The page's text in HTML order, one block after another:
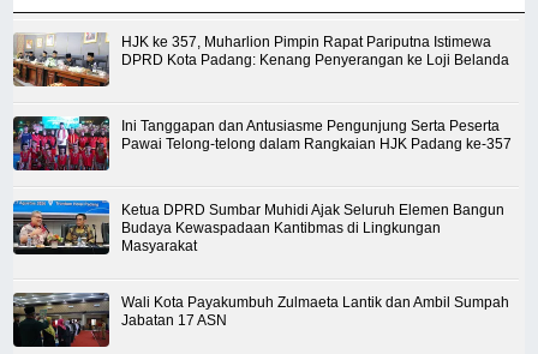
HJK ke 357, Muharlion Pimpin Rapat Pariputna Istimewa
DPRD Kota Padang: Kenang Penyerangan ke Loji Belanda
Ini Tanggapan dan Antusiasme Pengunjung Serta Peserta
Pawai Telong-telong dalam Rangkaian HJK Padang ke-357
Ketua DPRD Sumbar Muhidi Ajak Seluruh Elemen Bangun
Budaya Kewaspadaan Kantibmas di Lingkungan
Masyarakat
Wali Kota Payakumbuh Zulmaeta Lantik dan Ambil Sumpah
Jabatan 17 ASN